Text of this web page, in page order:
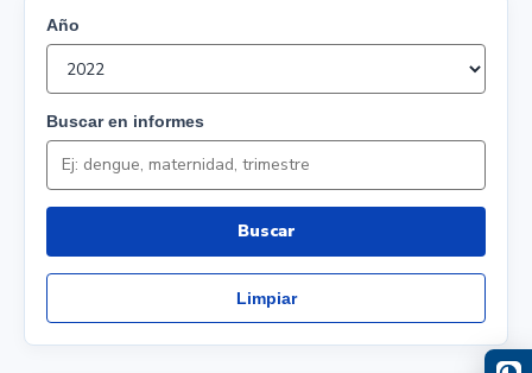
Año
Buscar en informes
Buscar
Limpiar